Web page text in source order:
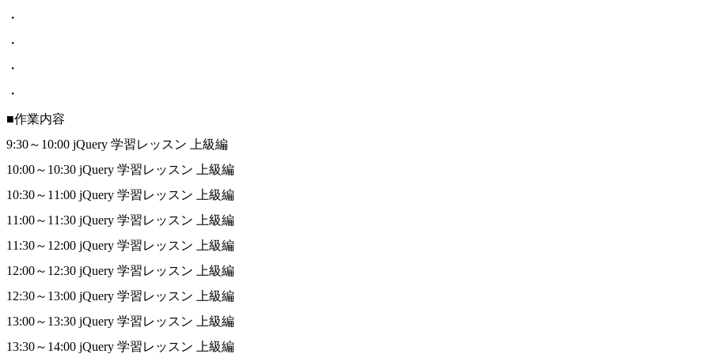
・
・
・
・
■作業内容
9:30～10:00 jQuery 学習レッスン 上級編
10:00～10:30 jQuery 学習レッスン 上級編
10:30～11:00 jQuery 学習レッスン 上級編
11:00～11:30 jQuery 学習レッスン 上級編
11:30～12:00 jQuery 学習レッスン 上級編
12:00～12:30 jQuery 学習レッスン 上級編
12:30～13:00 jQuery 学習レッスン 上級編
13:00～13:30 jQuery 学習レッスン 上級編
13:30～14:00 jQuery 学習レッスン 上級編